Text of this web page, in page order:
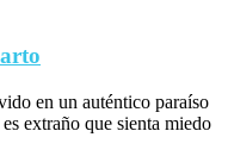
en un auténtico paraíso
extraño que sienta miedo